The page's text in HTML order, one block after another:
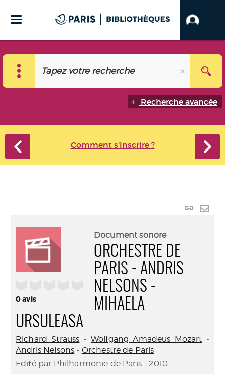
Recherche avancée
Comment s'inscrire ?
Lien
0avis
Document sonore
ORCHESTRE DE
PARIS - ANDRIS
NELSONS -
MIHAELA
URSULEASA
Richard Strauss - Wolfgang Amadeus Mozart -
Andris Nelsons - Orchestre de Paris
Edité par Philharmonie de Paris - 2010